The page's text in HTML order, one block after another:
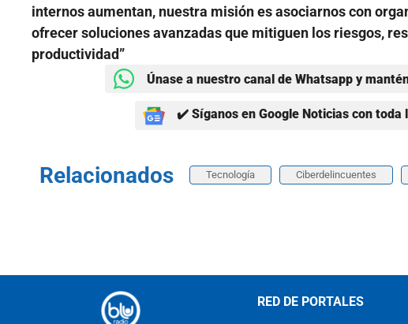
internos aumentan, nuestra misión es asociarnos con
ofrecer soluciones avanzadas que mitiguen los riesgos,
productividad”
Únase a nuestro canal de Whatsapp y
✔️ Síganos en Google Noticias con toda
Relacionados Tecnología Ciberdelincuentes
RED DE PORTALES